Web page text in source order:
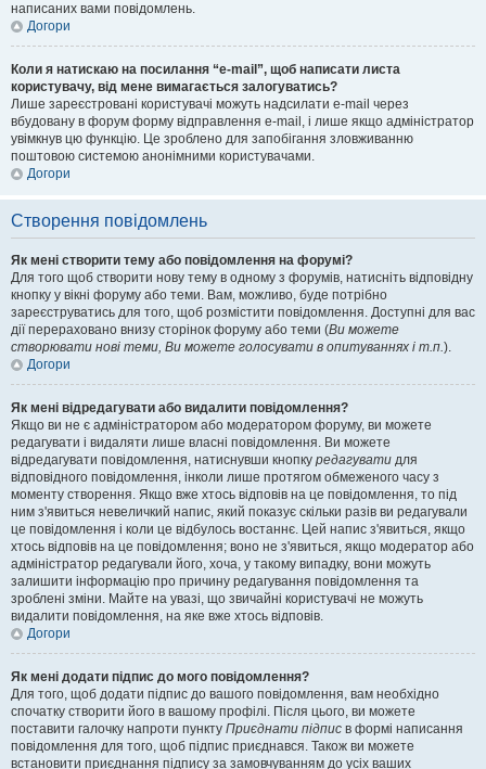
написаних вами повідомлень.
Догори
Коли я натискаю на посилання “e-mail”, щоб написати листа
користувачу, від мене вимагається залогуватись?
Лише зареєстровані користувачі можуть надсилати e-mail через
вбудовану в форум форму відправлення e-mail, і лише якщо адміністратор
увімкнув цю функцію. Це зроблено для запобігання зловживанню
поштовою системою анонімними користувачами.
Догори
Створення повідомлень
Як мені створити тему або повідомлення на форумі?
Для того щоб створити нову тему в одному з форумів, натисніть відповідну
кнопку у вікні форуму або теми. Вам, можливо, буде потрібно
зареєструватись для того, щоб розмістити повідомлення. Доступні для вас
дії перераховано внизу сторінок форуму або теми (Ви можете
створювати нові теми, Ви можете голосувати в опитуваннях і т.п.).
Догори
Як мені відредагувати або видалити повідомлення?
Якщо ви не є адміністратором або модератором форуму, ви можете
редагувати і видаляти лише власні повідомлення. Ви можете
відредагувати повідомлення, натиснувши кнопку редагувати для
відповідного повідомлення, інколи лише протягом обмеженого часу з
моменту створення. Якщо вже хтось відповів на це повідомлення, то під
ним з'явиться невеличкий напис, який показує скільки разів ви редагували
це повідомлення і коли це відбулось востаннє. Цей напис з'явиться, якщо
хтось відповів на це повідомлення; воно не з'явиться, якщо модератор або
адміністратор редагували його, хоча, у такому випадку, вони можуть
залишити інформацію про причину редагування повідомлення та
зроблені зміни. Майте на увазі, що звичайні користувачі не можуть
видалити повідомлення, на яке вже хтось відповів.
Догори
Як мені додати підпис до мого повідомлення?
Для того, щоб додати підпис до вашого повідомлення, вам необхідно
спочатку створити його в вашому профілі. Після цього, ви можете
поставити галочку напроти пункту Приєднати підпис в формі написання
повідомлення для того, щоб підпис приєднався. Також ви можете
встановити приєднання підпису за замовчуванням до усіх ваших